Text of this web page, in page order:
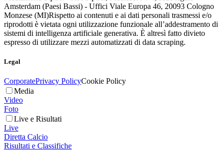
Amsterdam (Paesi Bassi) - Uffici Viale Europa 46, 20093 Cologno
Monzese (MI)Rispetto ai contenuti e ai dati personali trasmessi e/o
riprodotti è vietata ogni utilizzazione funzionale all’addestramento di
sistemi di intelligenza artificiale generativa. È altresì fatto divieto
espresso di utilizzare mezzi automatizzati di data scraping.
Legal
CorporatePrivacy PolicyCookie Policy
Media
Video
Foto
Live e Risultati
Live
Diretta Calcio
Risultati e Classifiche